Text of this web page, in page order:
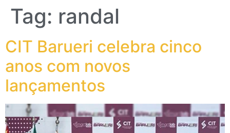
Tag: randal
CIT Barueri celebra cinco
anos com novos
lançamentos